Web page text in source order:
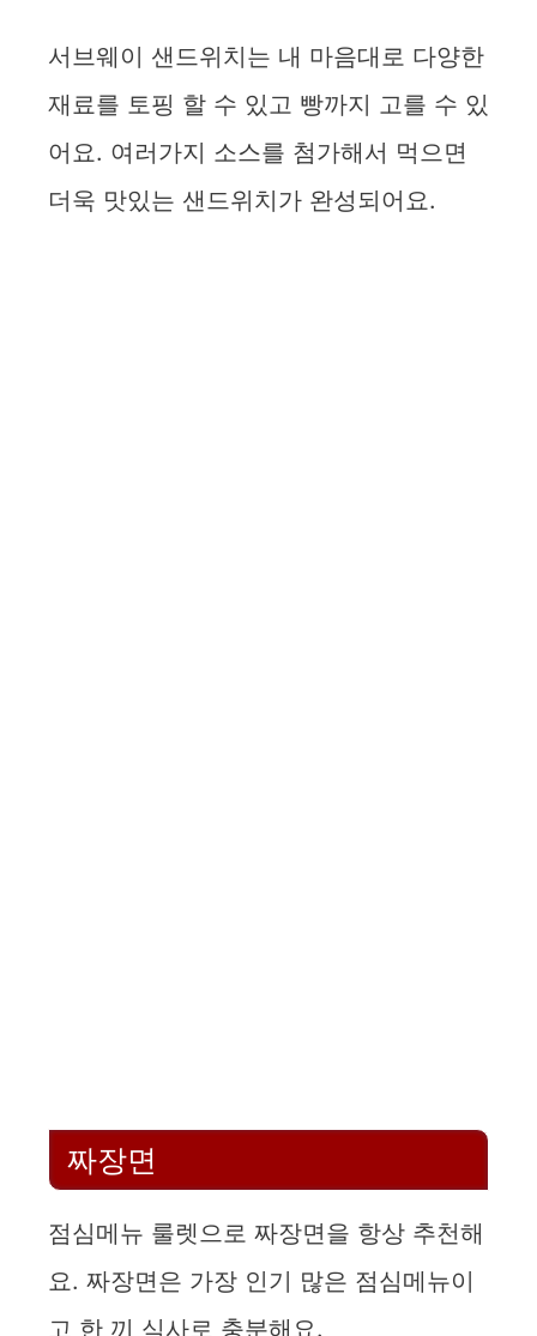
서브웨이 샌드위치는 내 마음대로 다양한
재료를 토핑 할 수 있고 빵까지 고를 수 있
어요. 여러가지 소스를 첨가해서 먹으면
더욱 맛있는 샌드위치가 완성되어요.
짜장면
점심메뉴 룰렛으로 짜장면을 항상 추천해
요. 짜장면은 가장 인기 많은 점심메뉴이
고 한 끼 식사로 충분해요.